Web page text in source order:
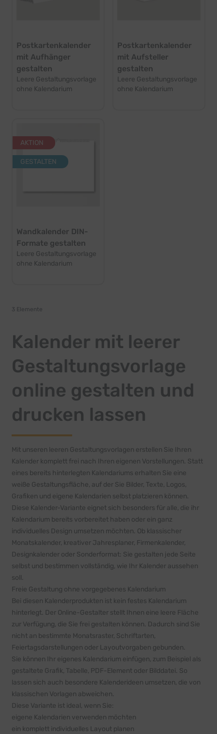
Postkartenkalender
mit Aufhänger
gestalten
Leere Gestaltungsvorlage
ohne Kalendarium
Postkartenkalender
mit Aufsteller
gestalten
Leere Gestaltungsvorlage
ohne Kalendarium
AKTION
GESTALTEN
Wandkalender DIN-
Formate gestalten
Leere Gestaltungsvorlage
ohne Kalendarium
3 Elemente
Kalender mit leerer
Gestaltungsvorlage
online gestalten und
drucken lassen
Mit unseren leeren Gestaltungsvorlagen erstellen Sie Ihren
Kalender komplett frei nach Ihren eigenen Vorstellungen. Statt
eines bereits hinterlegten Kalendariums erhalten Sie eine
weiße Gestaltungsfläche, auf der Sie Bilder, Texte, Logos,
Grafiken und eigene Kalendarien selbst platzieren können.
Diese Kalender-Variante eignet sich besonders für alle, die ihr
Kalendarium bereits vorbereitet haben oder ein ganz
individuelles Design umsetzen möchten. Ob klassischer
Monatskalender, kreativer Jahresplaner, Firmenkalender,
Designkalender oder Sonderformat: Sie gestalten jede Seite
selbst und bestimmen vollständig, wie Ihr Kalender aussehen
soll.
Freie Gestaltung ohne vorgegebenes Kalendarium
Bei diesen Kalenderprodukten ist kein festes Kalendarium
hinterlegt. Der Online-Gestalter stellt Ihnen eine leere Fläche
zur Verfügung, die Sie frei gestalten können. Dadurch sind Sie
nicht an bestimmte Monatsraster, Schriftarten,
Feiertagsdarstellungen oder Layoutvorgaben gebunden.
Sie können Ihr eigenes Kalendarium einfügen, zum Beispiel als
gestaltete Grafik, Tabelle, PDF-Element oder Bilddatei. So
lassen sich auch besondere Kalenderideen umsetzen, die von
klassischen Vorlagen abweichen.
Diese Variante ist ideal, wenn Sie:
eigene Kalendarien verwenden möchten
ein komplett individuelles Layout planen